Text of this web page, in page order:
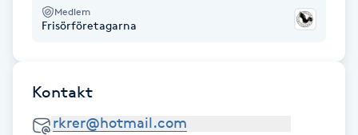
Fotmassage
Fotsvamp
Fotvård
Medlem
Frisörföretagarna
Kontakt